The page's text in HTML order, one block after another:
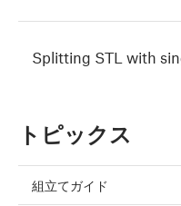
Splitting STL with
トピックス
組立てガイド